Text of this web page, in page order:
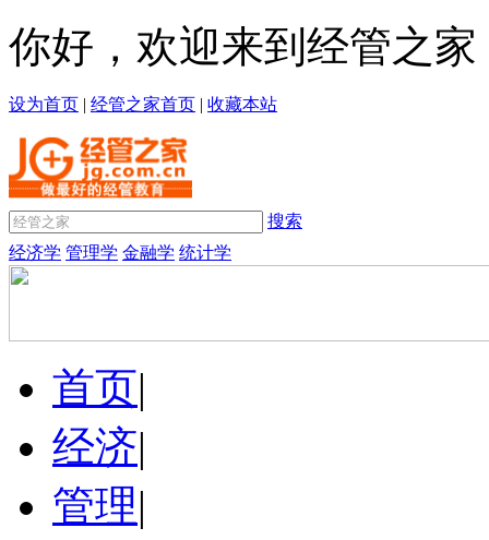
你好，欢迎来到经管之家
设为首页 | 经管之家首页 | 收藏本站
搜索
经济学 管理学 金融学 统计学
首页|
经济|
管理|